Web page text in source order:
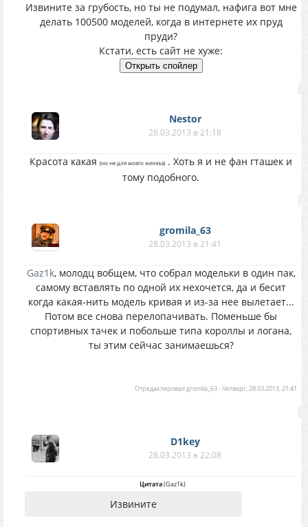
Извините за грубость, но ты не подумал, нафига вот мне
делать 100500 моделей, когда в интернете их пруд
пруди?
Кстати, есть сайт не хуже:
Nestor
28.03.2013 в 21:18
Красота какая (но не для моего железа) . Хоть я и не фан гташек и
тому подобного.
gromila_63
28.03.2013 в 21:41
Gaz1k, молодц вобщем, что собрал модельки в один пак,
самому вставлять по одной их нехочется, да и бесит
когда какая-нить модель кривая и из-за нее вылетает...
Потом все снова перелопачивать. Поменьше бы
спортивных тачек и побольше типа короллы и логана,
ты этим сейчас занимаешься?
Отредактировалgromila_63-Четверг, 28.03.2013, 21:41
D1key
28.03.2013 в 22:08
Цитата(Gaz1k)
Извините